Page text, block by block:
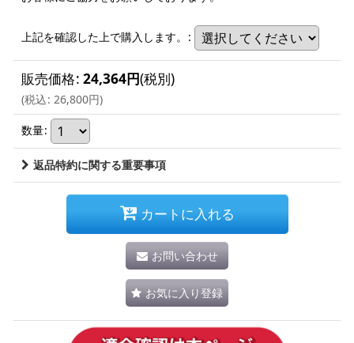
上記を確認した上で購入します。 :
販売価格: 24,364円(税別)
(税込: 26,800円)
数量:
返品特約に関する重要事項
カートに入れる
お問い合わせ
お気に入り登録